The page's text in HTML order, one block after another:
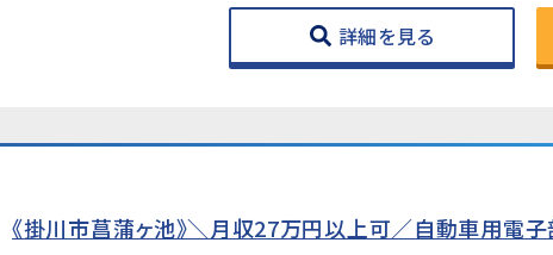
詳細を見る
《掛川市菖蒲ヶ池》＼月収27万円以上可／自動車用電